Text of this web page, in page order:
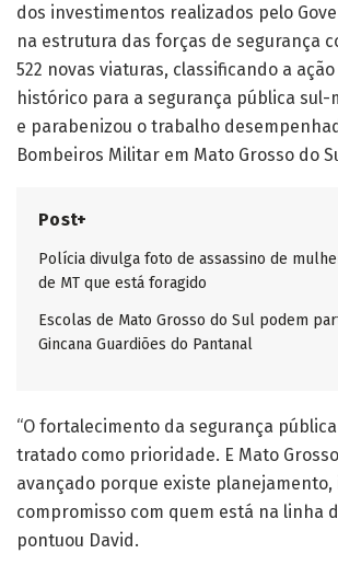
dos investimentos realizados pelo
na estrutura das forças de segurança
522 novas viaturas, classificando a
histórico para a segurança pública sul-
e parabenizou o trabalho
Bombeiros Militar em Mato Grosso do
Post+
Polícia divulga foto de assassino de
de MT que está foragido
Escolas de Mato Grosso do Sul podem
Gincana Guardiões do Pantanal
“O fortalecimento da segurança
tratado como prioridade. E Mato
avançado porque existe
compromisso com quem está na linha
pontuou David.